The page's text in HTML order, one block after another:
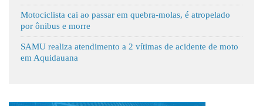
Motociclista cai ao passar em quebra-molas, é atropelado
por ônibus e morre
SAMU realiza atendimento a 2 vítimas de acidente de moto
em Aquidauana